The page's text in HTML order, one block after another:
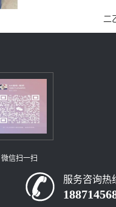
二
微信扫一扫
服务咨询热